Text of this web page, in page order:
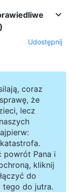
Udostępnij
coraz
że
lecz
powrót Pana i
kliknij
do
tego do jutra.